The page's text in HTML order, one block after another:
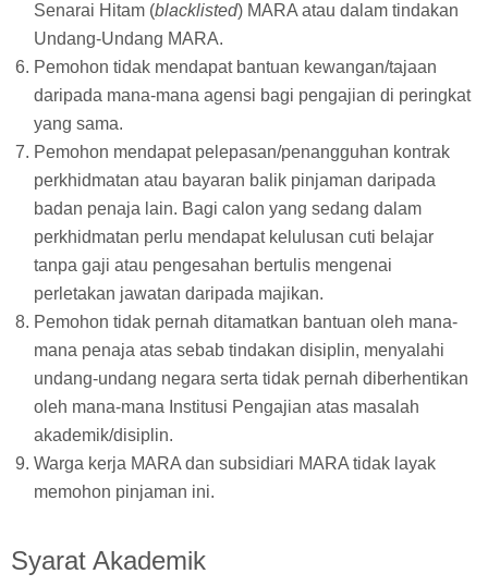
Senarai Hitam (blacklisted) MARA atau dalam tindakan
Undang-Undang MARA.
Pemohon tidak mendapat bantuan kewangan/tajaan
daripada mana-mana agensi bagi pengajian di peringkat
yang sama.
Pemohon mendapat pelepasan/penangguhan kontrak
perkhidmatan atau bayaran balik pinjaman daripada
badan penaja lain. Bagi calon yang sedang dalam
perkhidmatan perlu mendapat kelulusan cuti belajar
tanpa gaji atau pengesahan bertulis mengenai
perletakan jawatan daripada majikan.
Pemohon tidak pernah ditamatkan bantuan oleh mana-
mana penaja atas sebab tindakan disiplin, menyalahi
undang-undang negara serta tidak pernah diberhentikan
oleh mana-mana Institusi Pengajian atas masalah
akademik/disiplin.
Warga kerja MARA dan subsidiari MARA tidak layak
memohon pinjaman ini.
Syarat Akademik